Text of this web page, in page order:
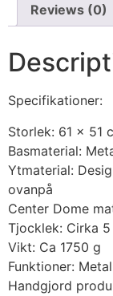
Reviews (0)
Specifikationer:
Storlek: 61 x 51
Basmaterial:
Ytmaterial:
ovanpå
Center Dome
Tjocklek: Cirka
Vikt: Ca 1750 g
Funktioner:
Handgjord